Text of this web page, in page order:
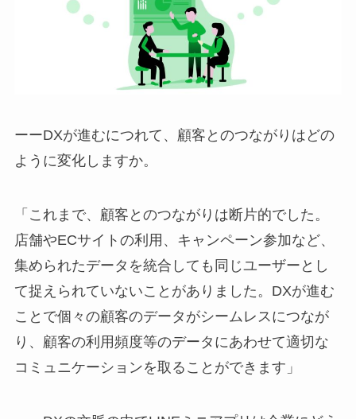
ーーDXが進むにつれて、顧客とのつながりはどの
ように変化しますか。
「これまで、顧客とのつながりは断片的でした。
店舗やECサイトの利用、キャンペーン参加など、
集められたデータを統合しても同じユーザーとし
て捉えられていないことがありました。DXが進む
ことで個々の顧客のデータがシームレスにつなが
り、顧客の利用頻度等のデータにあわせて適切な
コミュニケーションを取ることができます」